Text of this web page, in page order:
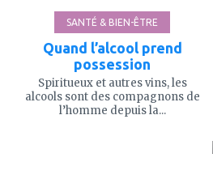
SANTÉ & BIEN-ÊTRE
Quand l’alcool prend
possession
Spiritueux et autres vins, les
alcools sont des compagnons de
l’homme depuis la...